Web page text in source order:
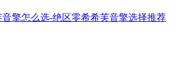
擎怎么选-绝区零希希芙音擎选择推荐